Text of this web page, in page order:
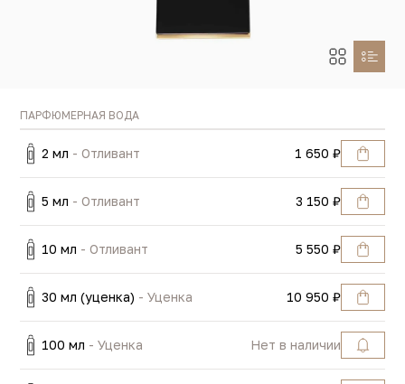
ПАРФЮМЕРНАЯ ВОДА
2 мл - Отливант 1 650 ₽
5 мл - Отливант 3 150 ₽
10 мл - Отливант 5 550 ₽
30 мл (уценка) - Уценка 10 950 ₽
100 мл - Уценка Нет в наличии